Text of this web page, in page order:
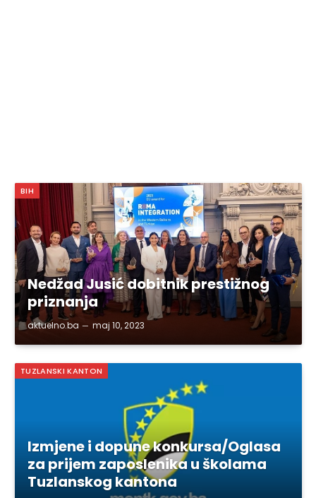
BIH
Nedžad Jusić dobitnik prestižnog
priznanja
aktuelno.ba maj 10, 2023
TUZLANSKI KANTON
Izmjene i dopune konkursa/Oglasa
za prijem zaposlenika u školama
Tuzlanskog kantona